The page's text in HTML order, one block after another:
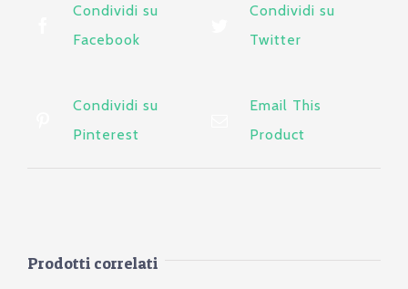
Condividi su
Facebook
Condividi su
Twitter
Condividi su
Pinterest
Email This
Product
Prodotti correlati